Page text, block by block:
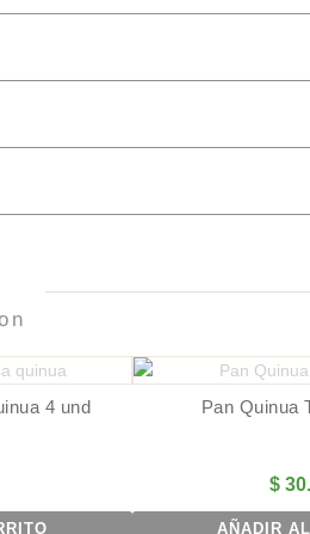
4 und Pan Quinua
$
AÑADIR